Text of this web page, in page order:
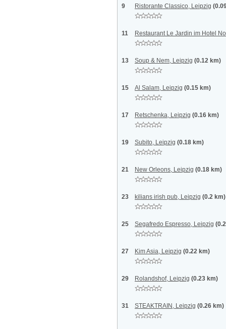
9 Ristorante Classico, Leipzig
11 Restaurant Le Jardin im Hotel
13 Soup & Nem, Leipzig (0.12 km)
15 Al Salam, Leipzig (0.15 km)
17 Retschenka, Leipzig (0.16 km)
19 Subito, Leipzig (0.18 km)
21 New Orleons, Leipzig (0.18 km)
23 kilians irish pub, Leipzig (0.2 km)
25 Segafredo Espresso, Leipzig
27 Kim Asia, Leipzig (0.22 km)
29 Rolandshof, Leipzig (0.23 km)
31 STEAKTRAIN, Leipzig (0.26 km)